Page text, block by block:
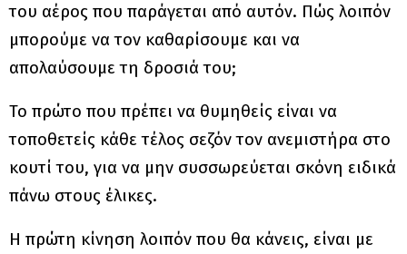
του αέρος που παράγεται από αυτόν. Πώς λοιπόν
μπορούμε να τον καθαρίσουμε και να
απολαύσουμε τη δροσιά του;
Το πρώτο που πρέπει να θυμηθείς είναι να
τοποθετείς κάθε τέλος σεζόν τον ανεμιστήρα στο
κουτί του, για να μην συσσωρεύεται σκόνη ειδικά
πάνω στους έλικες.
Η πρώτη κίνηση λοιπόν που θα κάνεις, είναι με